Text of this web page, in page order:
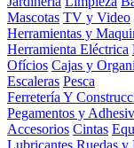
Mascotas TV y Video
Herramientas y
Herramienta Eléctrica
Ofícios Cajas y
Escaleras Pesca
Ferretería Y
Pegamentos y
Accesorios Cintas